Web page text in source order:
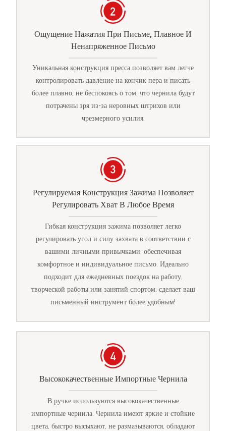
Ощущение Нажатия При Письме, Плавное И
Ненапряженное Письмо
Уникальная конструкция пресса позволяет вам легче
контролировать давление на кончик пера и писать
более плавно, не беспокоясь о том, что чернила будут
потрачены зря из-за неровных штрихов или
чрезмерного усилия.
Регулируемая Конструкция Зажима Позволяет
Регулировать Хват В Любое Время
Гибкая конструкция зажима позволяет легко
регулировать угол и силу захвата в соответствии с
вашими личными привычками, обеспечивая
комфортное и индивидуальное письмо. Идеально
подходит для ежедневных поездок на работу,
творческой работы или занятий спортом, сделает ваш
письменный инструмент более удобным!
Высококачественные Импортные Чернила
В ручке используются высококачественные
импортные чернила. Чернила имеют яркие и стойкие
цвета, быстро высыхают, не размазываются, обладают